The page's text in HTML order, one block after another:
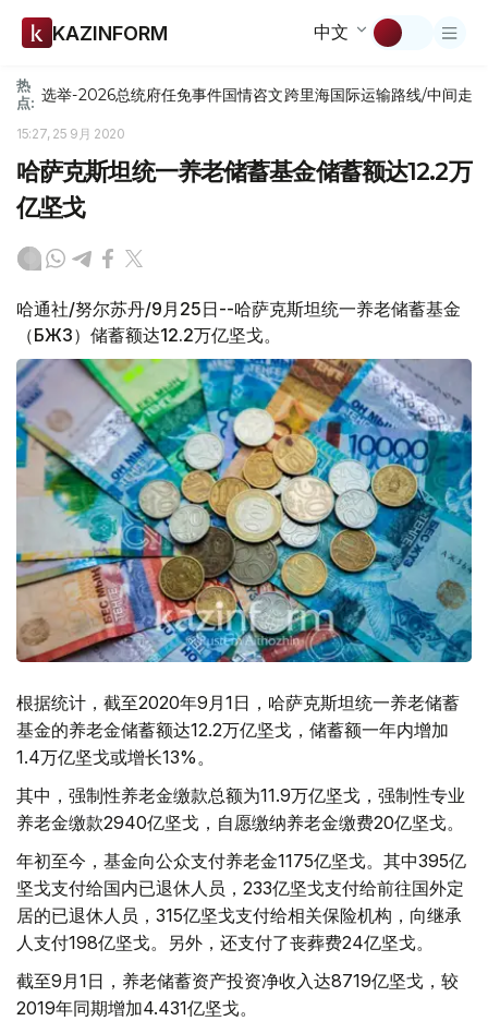
KAZINFORM 中文
热
点: 选举-2026总统府任免事件国情咨文跨里海国际运输路线/中间走廊
15:27, 25 9月 2020
哈萨克斯坦统一养老储蓄基金储蓄额达12.2万
亿坚戈
哈通社/努尔苏丹/9月25日--哈萨克斯坦统一养老储蓄基金
（БЖЗҚ）储蓄额达12.2万亿坚戈。
根据统计，截至2020年9月1日，哈萨克斯坦统一养老储蓄
基金的养老金储蓄额达12.2万亿坚戈，储蓄额一年内增加
1.4万亿坚戈或增长13%。
其中，强制性养老金缴款总额为11.9万亿坚戈，强制性专业
养老金缴款2940亿坚戈，自愿缴纳养老金缴费20亿坚戈。
年初至今，基金向公众支付养老金1175亿坚戈。其中395亿
坚戈支付给国内已退休人员，233亿坚戈支付给前往国外定
居的已退休人员，315亿坚戈支付给相关保险机构，向继承
人支付198亿坚戈。另外，还支付了丧葬费24亿坚戈。
截至9月1日，养老储蓄资产投资净收入达8719亿坚戈，较
2019年同期增加4.431亿坚戈。